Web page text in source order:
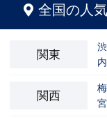
全国の人
関東
関西
宮